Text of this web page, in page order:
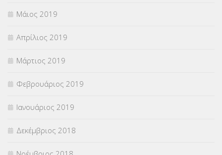
Μάιος 2019
Απρίλιος 2019
Μάρτιος 2019
Φεβρουάριος 2019
Ιανουάριος 2019
Δεκέμβριος 2018